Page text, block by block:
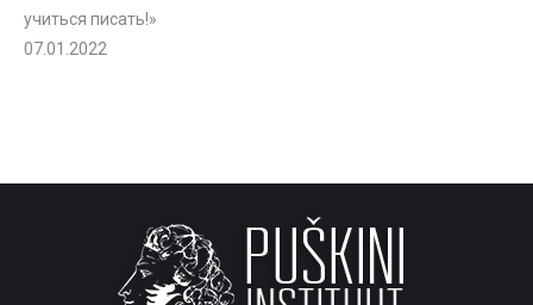
учиться писать!»
07.01.2022